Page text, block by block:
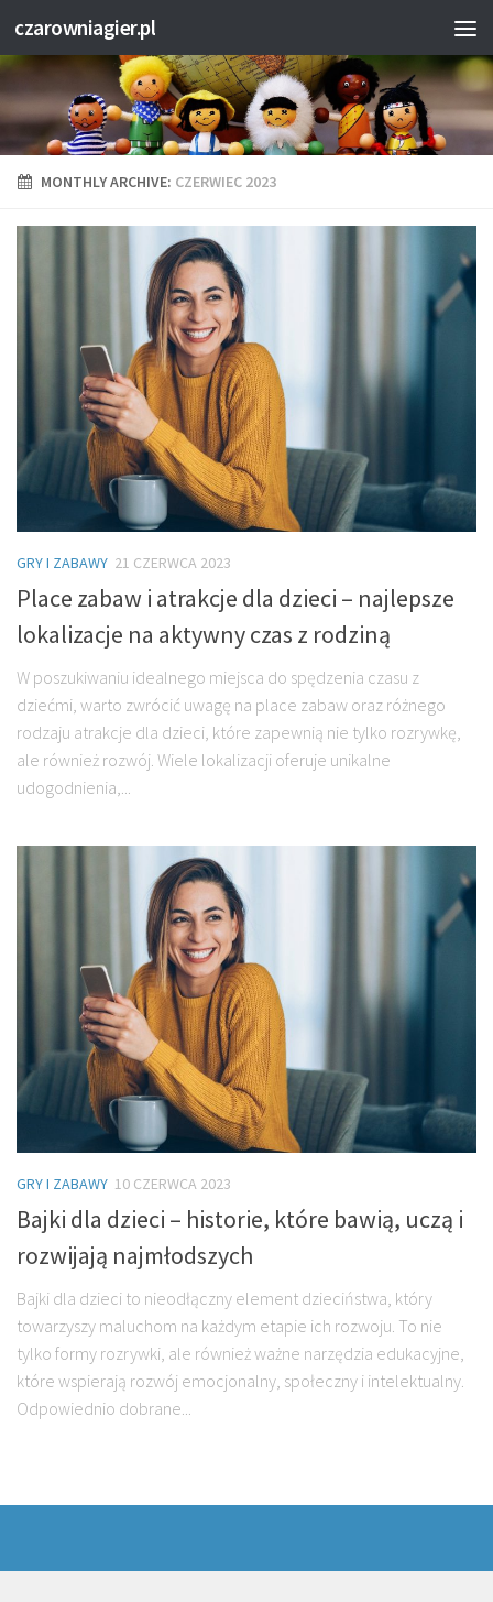
czarowniagier.pl
MONTHLY ARCHIVE: CZERWIEC 2023
GRY I ZABAWY 21 CZERWCA 2023
Place zabaw i atrakcje dla dzieci – najlepsze
lokalizacje na aktywny czas z rodziną
W poszukiwaniu idealnego miejsca do spędzenia czasu z
dziećmi, warto zwrócić uwagę na place zabaw oraz różnego
rodzaju atrakcje dla dzieci, które zapewnią nie tylko rozrywkę,
ale również rozwój. Wiele lokalizacji oferuje unikalne
udogodnienia,...
GRY I ZABAWY 10 CZERWCA 2023
Bajki dla dzieci – historie, które bawią, uczą i
rozwijają najmłodszych
Bajki dla dzieci to nieodłączny element dzieciństwa, który
towarzyszy maluchom na każdym etapie ich rozwoju. To nie
tylko formy rozrywki, ale również ważne narzędzia edukacyjne,
które wspierają rozwój emocjonalny, społeczny i intelektualny.
Odpowiednio dobrane...